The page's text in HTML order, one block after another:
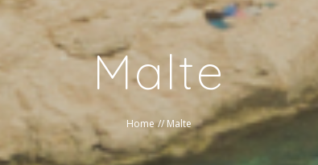
Malte
Home //Malte